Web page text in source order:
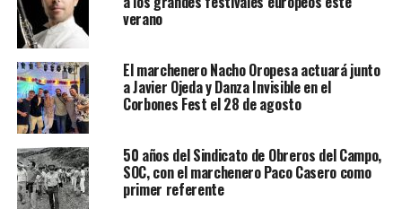
verano
El marchenero Nacho Oropesa actuará junto
a Javier Ojeda y Danza Invisible en el
Corbones Fest el 28 de agosto
50 años del Sindicato de Obreros del Campo,
SOC, con el marchenero Paco Casero como
primer referente